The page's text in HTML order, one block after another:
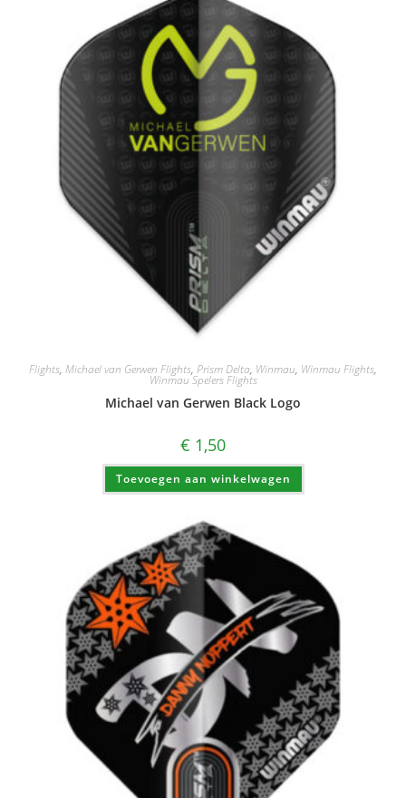
Flights, Michael van Gerwen Flights, Prism Delta, Winmau, Winmau Flights,
Winmau Spelers Flights
Michael van Gerwen Black Logo
€ 1,50
Toevoegen aan winkelwagen